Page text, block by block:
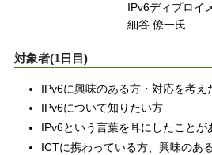
IPv6ディプロイ
細谷 僚一氏
対象者(1日目)
IPv6に興味のある方・対応を考え
IPv6について知りたい方
IPv6という言葉を耳にしたことが
ICTに携わっている方、興味のあ